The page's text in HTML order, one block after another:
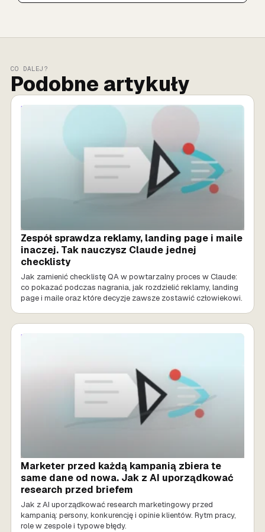
CO DALEJ?
Podobne artykuły
MARKETING AI
Zespół sprawdza reklamy, landing page i maile
inaczej. Tak nauczysz Claude jednej
checklisty
Jak zamienić checklistę QA w powtarzalny proces w Claude:
co pokazać podczas nagrania, jak rozdzielić reklamy, landing
page i maile oraz które decyzje zawsze zostawić człowiekowi.
MARKETING AI
Marketer przed każdą kampanią zbiera te
same dane od nowa. Jak z AI uporządkować
research przed briefem
Jak z AI uporządkować research marketingowy przed
kampanią: persony, konkurencję i opinie klientów. Rytm pracy,
role w zespole i typowe błędy.